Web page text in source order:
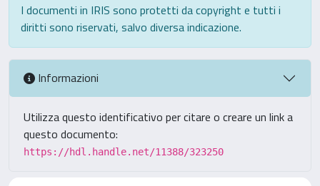
I documenti in IRIS sono protetti da copyright e tutti i
diritti sono riservati, salvo diversa indicazione.
Informazioni
Utilizza questo identificativo per citare o creare un link a
questo documento:
https://hdl.handle.net/11388/323250